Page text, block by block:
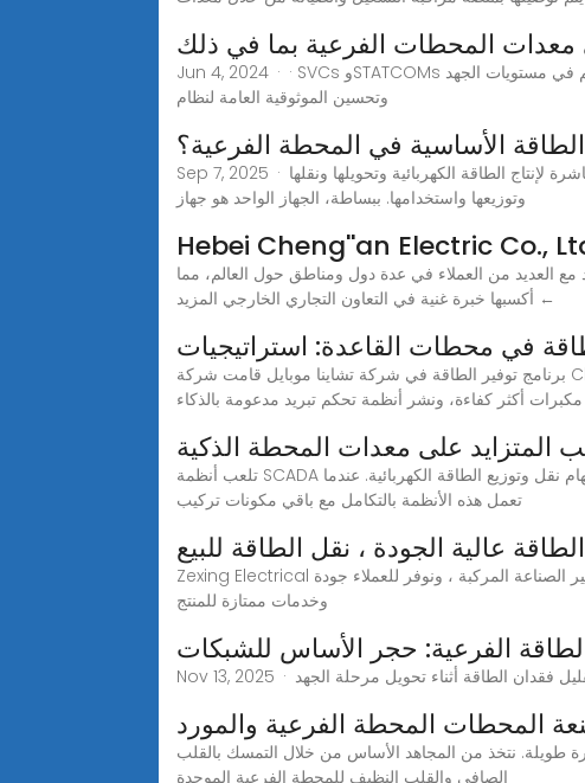
المحطات الفرعية بما في ذلك
Jun 4, 2024 · · SVCs وSTATCOMs عبارة عن أجهزة توفر تعويض الطاقة التفاعلية للحفاظ على استقرار الجهد في المحطة الفرعية. فهي تساعد في التحكم في مستويات الجهد
وتحسين الموثوقية العامة لنظام
الأساسية في المحطة الفرعية؟
Sep 7, 2025 · ما هي معدات الطاقة الأساسية في المحطة الفرعية؟تشير المعدات الكهربائية الأولية إلى المعدات الكهربائية المستخدمة مباشرة لإنتاج الطاقة الكهربائية وتحويلها ونقلها
وتوزيعها واستخدامها. ببساطة، الجهاز الواحد هو جهاز
العديد من العملاء في عدة دول ومناطق حول العالم، مما
أكسبها خبرة غنية في التعاون التجاري الخارجي المزيد ←
في محطات القاعدة: استراتيجيات
برنامج توفير الطاقة في شركة تشاينا موبايل قامت شركة China Mobile بتنفيذ برنامج واسع النطاق لتحسين كفاءة الطاقة في محطات القاعدة من خلال ترقية مكبرات الصوت إلى
مكبرات أكثر كفاءة، ونشر أنظمة تحكم تبريد مدعومة بالذكاء
المتزايد على معدات المحطة الذكية
تلعب أنظمة SCADA دوراً مهماً للغاية في المحطات الفرعية الذكية في الوقت الحالي، لأنها تشكل العمود الفقري للأنظمة الآلية التي تتولى مهام نقل وتوزيع الطاقة الكهربائية. عندما
تعمل هذه الأنظمة بالتكامل مع باقي مكونات تركيب
عالية الجودة ، نقل الطاقة للبيع
Zexing Electrical أكثر من 30 عامًا من الخبرة في مجال الإنتاج ، رائدة في الصناعة في الاتصالات & نقل الطاقة. نحن ملتزمون باتباع معايير الصناعة المركبة ، ونوفر للعملاء جودة
وخدمات ممتازة للمنتج
الفرعية: حجر الأساس للشبكات
المحطات المحطة الفرعية والمورد
طويلة. نتخذ من المجاهد الأساس من خلال التمسك بالقلب
الصافي والقلب النظيف للمحطة الفرعية الموحدة